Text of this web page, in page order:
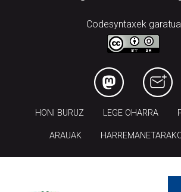
LEGE OHARRA
ARAUAK